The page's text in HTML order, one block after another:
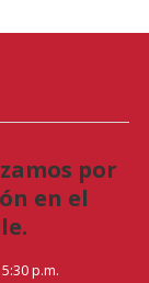
por
en el
p.m.